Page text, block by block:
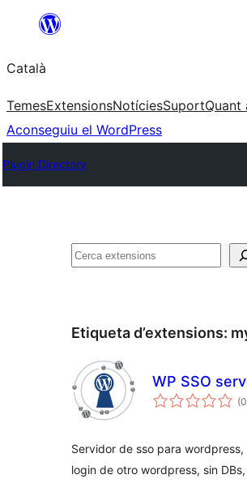
contingut
Català
TemesExtensionsNotíciesSuportQuant
Aconseguiu el WordPress
Plugin Directory
Cerca
Etiqueta d’extensions:
WP SSO
(0
Servidor de sso para
login de otro wordpress, sin